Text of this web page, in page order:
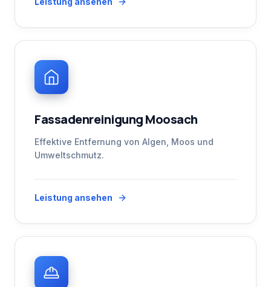
Fassadenreinigung Moosach
Effektive Entfernung von Algen, Moos und
Umweltschmutz.
Leistung ansehen